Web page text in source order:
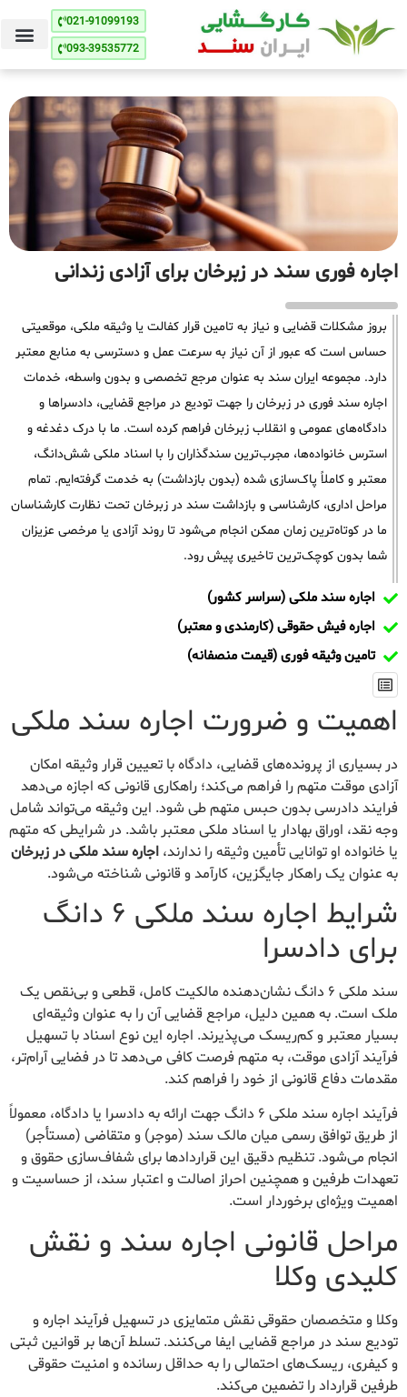
021-91099193
093-39535772
اجاره فوری سند در زبرخان برای آزادی زندانی
بروز مشکلات قضایی و نیاز به تامین قرار کفالت یا وثیقه ملکی، موقعیتی
حساس است که عبور از آن نیاز به سرعت عمل و دسترسی به منابع معتبر
دارد. مجموعه ایران سند به عنوان مرجع تخصصی و بدون واسطه، خدمات
اجاره سند فوری در زبرخان را جهت تودیع در مراجع قضایی، دادسراها و
دادگاه‌های عمومی و انقلاب زبرخان فراهم کرده است. ما با درک دغدغه و
استرس خانواده‌ها، مجرب‌ترین سندگذاران را با اسناد ملکی شش‌دانگ،
معتبر و کاملاً پاک‌سازی شده (بدون بازداشت) به خدمت گرفته‌ایم. تمام
مراحل اداری، کارشناسی و بازداشت سند در زبرخان تحت نظارت کارشناسان
ما در کوتاه‌ترین زمان ممکن انجام می‌شود تا روند آزادی یا مرخصی عزیزان
شما بدون کوچک‌ترین تاخیری پیش رود.
اجاره سند ملکی (سراسر کشور)
اجاره فیش حقوقی (کارمندی و معتبر)
تامین وثیقه فوری (قیمت منصفانه)
اهمیت و ضرورت اجاره سند ملکی
در بسیاری از پرونده‌های قضایی، دادگاه با تعیین قرار وثیقه امکان
آزادی موقت متهم را فراهم می‌کند؛ راهکاری قانونی که اجازه می‌دهد
فرایند دادرسی بدون حبس متهم طی شود. این وثیقه می‌تواند شامل
وجه نقد، اوراق بهادار یا اسناد ملکی معتبر باشد. در شرایطی که متهم
یا خانواده او توانایی تأمین وثیقه را ندارند، اجاره سند ملکی در زبرخان
به عنوان یک راهکار جایگزین، کارآمد و قانونی شناخته می‌شود.
شرایط اجاره سند ملکی ۶ دانگ
برای دادسرا
سند ملکی ۶ دانگ نشان‌دهنده مالکیت کامل، قطعی و بی‌نقص یک
ملک است. به همین دلیل، مراجع قضایی آن را به عنوان وثیقه‌ای
بسیار معتبر و کم‌ریسک می‌پذیرند. اجاره این نوع اسناد با تسهیل
فرآیند آزادی موقت، به متهم فرصت کافی می‌دهد تا در فضایی آرام‌تر،
مقدمات دفاع قانونی از خود را فراهم کند.
فرآیند اجاره سند ملکی ۶ دانگ جهت ارائه به دادسرا یا دادگاه، معمولاً
از طریق توافق رسمی میان مالک سند (موجر) و متقاضی (مستأجر)
انجام می‌شود. تنظیم دقیق این قراردادها برای شفاف‌سازی حقوق و
تعهدات طرفین و همچنین احراز اصالت و اعتبار سند، از حساسیت و
اهمیت ویژه‌ای برخوردار است.
مراحل قانونی اجاره سند و نقش
کلیدی وکلا
وکلا و متخصصان حقوقی نقش متمایزی در تسهیل فرآیند اجاره و
تودیع سند در مراجع قضایی ایفا می‌کنند. تسلط آن‌ها بر قوانین ثبتی
و کیفری، ریسک‌های احتمالی را به حداقل رسانده و امنیت حقوقی
طرفین قرارداد را تضمین می‌کند.